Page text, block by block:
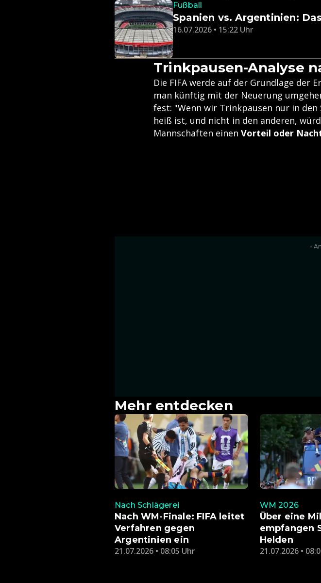
Fußball
Spanien vs. Argentinien:
16.07.2026 • 15:22 Uhr
Trinkpausen-Analyse
Die FIFA werde auf der Grundlage der
man künftig mit der Neuerung
fest: "Wenn wir Trinkpausen nur in den
heiß ist, und nicht in den anderen,
Mannschaften einen Vorteil oder
-
Mehr entdecken
Nach Schlägerei
Nach WM-Finale: FIFA leitet
Verfahren gegen
Argentinien ein
21.07.2026 • 08:05 Uhr
WM 2026
Über eine
empfangen
Helden
21.07.2026 •